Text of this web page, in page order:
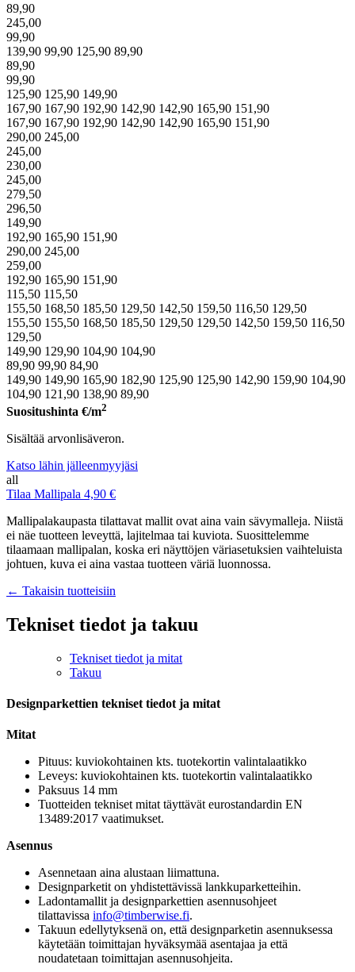
89,90
245,00
99,90
139,90 99,90 125,90 89,90
89,90
99,90
125,90 125,90 149,90
167,90 167,90 192,90 142,90 142,90 165,90 151,90
167,90 167,90 192,90 142,90 142,90 165,90 151,90
290,00 245,00
245,00
230,00
245,00
279,50
296,50
149,90
192,90 165,90 151,90
290,00 245,00
259,00
192,90 165,90 151,90
115,50 115,50
155,50 168,50 185,50 129,50 142,50 159,50 116,50 129,50
155,50 155,50 168,50 185,50 129,50 129,50 142,50 159,50 116,50
129,50
149,90 129,90 104,90 104,90
89,90 99,90 84,90
149,90 149,90 165,90 182,90 125,90 125,90 142,90 159,90 104,90
104,90 121,90 138,90 89,90
Suositushinta €/m2
Sisältää arvonlisäveron.
Katso lähin jälleenmyyjäsi
all
Tilaa Mallipala 4,90 €
Mallipalakaupasta tilattavat mallit ovat aina vain sävymalleja. Niistä
ei näe tuotteen leveyttä, lajitelmaa tai kuviota. Suosittelemme
tilaamaan mallipalan, koska eri näyttöjen väriasetuksien vaihteluista
johtuen, kuva ei aina vastaa tuotteen väriä luonnossa.
← Takaisin tuotteisiin
Tekniset tiedot ja takuu
Tekniset tiedot ja mitat
Takuu
Designparkettien tekniset tiedot ja mitat
Mitat
Pituus: kuviokohtainen kts. tuotekortin valintalaatikko
Leveys: kuviokohtainen kts. tuotekortin valintalaatikko
Paksuus 14 mm
Tuotteiden tekniset mitat täyttävät eurostandardin EN
13489:2017 vaatimukset.
Asennus
Asennetaan aina alustaan liimattuna.
Designparketit on yhdistettävissä lankkuparketteihin.
Ladontamallit ja designparkettien asennusohjeet
tilattavissa info@timberwise.fi.
Takuun edellytyksenä on, että designparketin asennuksessa
käytetään toimittajan hyväksymää asentajaa ja että
noudatetaan toimittajan asennusohjeita.